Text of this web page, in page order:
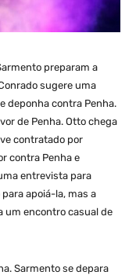
preparam a
sugere uma
deponha contra Penha.
de Penha. Otto chega
contratado por
contra Penha e
entrevista para
apoiá-la, mas a
um encontro casual de
Sarmento se depara